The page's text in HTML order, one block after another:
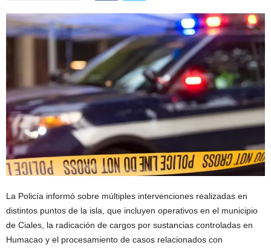
La Policía informó sobre múltiples intervenciones realizadas en
distintos puntos de la isla, que incluyen operativos en el municipio
de Ciales, la radicación de cargos por sustancias controladas en
Humacao y el procesamiento de casos relacionados con